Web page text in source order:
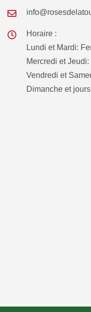
Horaire :
Lundi et Mardi:
Mercredi et
Vendredi et
Dimanche et